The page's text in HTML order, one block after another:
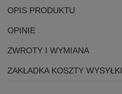
OPIS PRODUKTU
OPINIE
ZWROTY I WYMIANA
ZAKŁADKA KOSZTY WYSYŁKI